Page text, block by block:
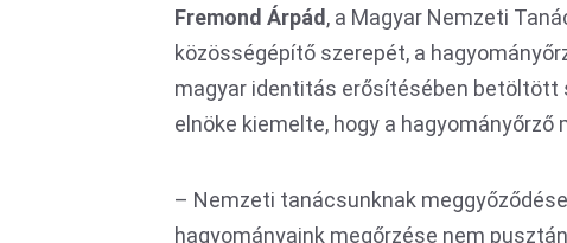
Fremond Árpád, a Magyar Nemzeti
közösségépítő szerepét, a
magyar identitás erősítésében betöltött
elnöke kiemelte, hogy a
– Nemzeti tanácsunknak
hagyományaink megőrzése nem